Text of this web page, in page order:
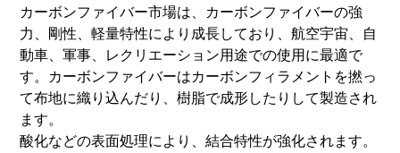
カーボンファイバー市場は、カーボンファイバーの強
力、剛性、軽量特性により成長しており、航空宇宙、自
動車、軍事、レクリエーション用途での使用に最適で
す。カーボンファイバーはカーボンフィラメントを撚っ
て布地に織り込んだり、樹脂で成形したりして製造され
ます。
酸化などの表面処理により、結合特性が強化されます。